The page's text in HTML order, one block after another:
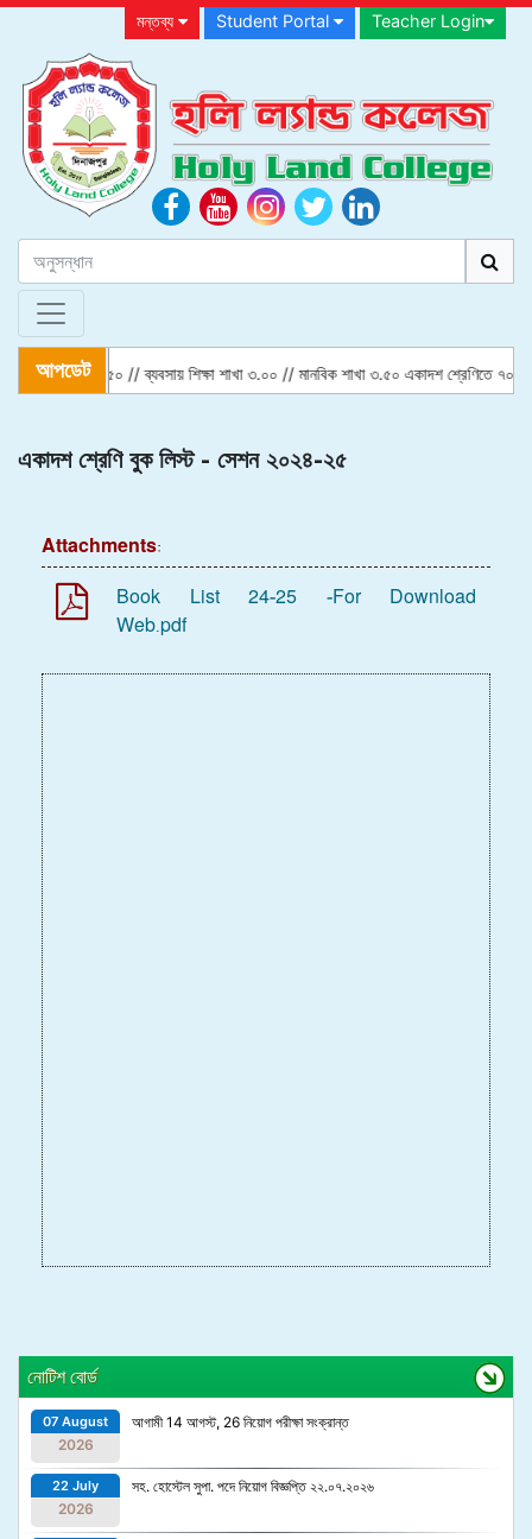
মন্তব্য Student Portal Teacher Login
আপডেট
বিজ্ঞান শাখা ৪.৫০ // ব্যবসায় শিক্ষা শাখা ৩.০০ // মানবিক শাখা ৩.৫০ একাদশ শ্রেণিতে ৭০
একাদশ শ্রেণি বুক লিস্ট - সেশন ২০২৪-২৫
Attachments:
Book List 24-25 -For
Web.pdf
Download
নোটিশ বোর্ড
07 August
2026
আগামী 14 আগস্ট, 26 নিয়োগ পরীক্ষা সংক্রান্ত
22 July
2026
সহ. হোস্টেল সুপা. পদে নিয়োগ বিজ্ঞপ্তি ২২.০৭.২০২৬